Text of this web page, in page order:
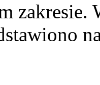
zakresie.